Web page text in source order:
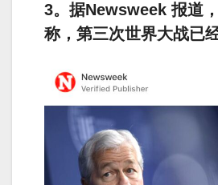
3。据Newsweek 报道
称，第三次世界大战已